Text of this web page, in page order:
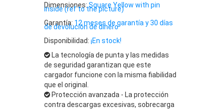
Dimensiones:Square Yellow with pin
inside (ref to the picture)
Garantía: 12 meses de garantía y 30 días
de devolución de dinero
Disponibilidad: ¡En stock!
La tecnología de punta y las medidas
de seguridad garantizan que este
cargador funcione con la misma fiabilidad
que el original.
Protección avanzada - La protección
contra descargas excesivas, sobrecarga